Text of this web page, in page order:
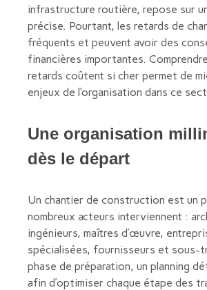
infrastructure routière, repose sur
précise. Pourtant, les retards de
fréquents et peuvent avoir des
financières importantes.
retards coûtent si cher permet de
enjeux de l’organisation dans ce
Une organisation
dès le départ
Un chantier de construction est un
nombreux acteurs interviennent :
ingénieurs, maîtres d’œuvre,
spécialisées, fournisseurs et sous-
phase de préparation, un planning
afin d’optimiser chaque étape des